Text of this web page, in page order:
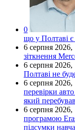
0
що у Полтаві є
6 серпня 2026,
зіткнення
6 серпня 2026,
Полтаві не
6 серпня 2026,
перевірки
який
6 серпня 2026,
програмою
підсумки